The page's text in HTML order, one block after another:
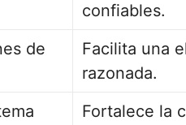
confiables.
de
Facilita una
razonada.
Fortalece la